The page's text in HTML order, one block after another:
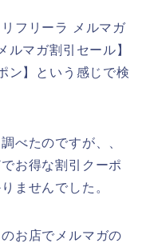
フリーラ メルマガ
ルマガ割引セール】
ン】という感じで検
べたのですが、、
お得な割引クーポ
ませんでした。
お店でメルマガの